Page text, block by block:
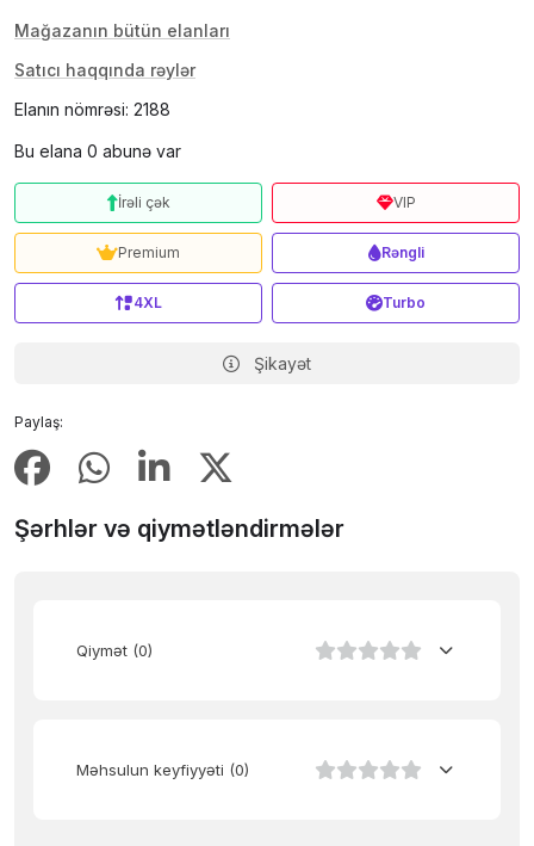
Mağazanın bütün elanları
Satıcı haqqında rəylər
Elanın nömrəsi: 2188
Bu elana 0 abunə var
Paylaş:
İrəli çək VIP
Premium Rəngli
4XL Turbo
Şikayət
Şərhlər və qiymətləndirmələr
Qiymət (0)
Məhsulun keyfiyyəti (0)